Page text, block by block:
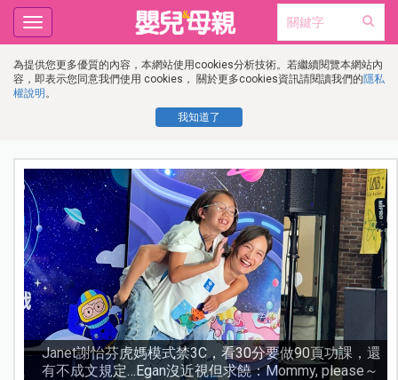
為提供您更多優質的內容，本網站使用cookies分析技術。若繼續閱覽本網站內
容，即表示您同意我們使用 cookies， 關於更多cookies資訊請閱讀我們的隱私
權說明 。
我知道了
Toggle
navigation
0.05%阿托品近視控制眼藥水納入健保！36.5萬名兒少
受惠，濃度越高越好嗎？